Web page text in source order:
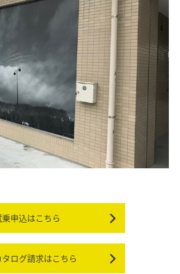
乗申込はこちら
タログ請求はこちら